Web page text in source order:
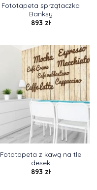
Fototapeta sprzątaczka
Banksy
893 zł
Fototapeta z kawą na tle
desek
893 zł